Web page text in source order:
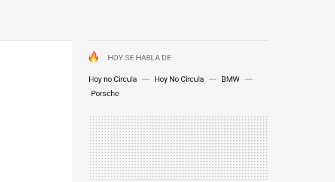
HOY SE HABLA DE
Hoy no Circula Hoy No Circula
BMW
Porsche